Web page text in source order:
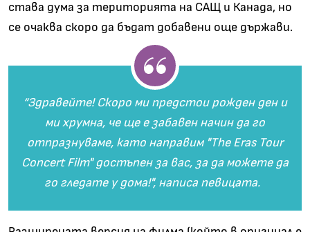
става дума за територията на САЩ и Канада, но
се очаква скоро да бъдат добавени още държави.
“Здравейте! Скоро ми предстои рожден ден и
ми хрумна, че ще е забавен начин да го
отпразнуваме, като направим "The Eras Tour
Concert Film" достъпен за вас, за да можете да
го гледате у дома!", написа певицата.